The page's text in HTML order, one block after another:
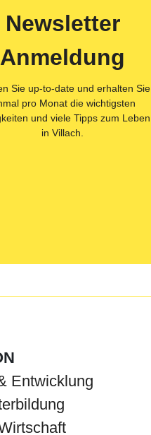
Newsletter
Anmeldung
Sie up-to-date und erhalten Sie
pro Monat die wichtigsten
und viele Tipps zum Leben
in Villach.
Entwicklung